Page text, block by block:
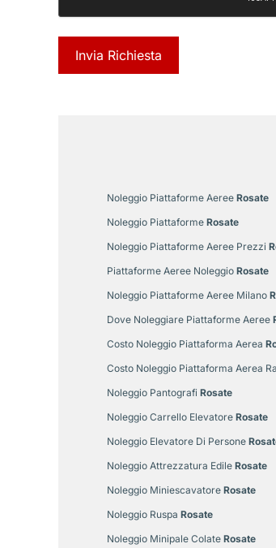
Noleggio Piattaforme Aeree Rosate
Noleggio Piattaforme Rosate
Noleggio Piattaforme Aeree Prezzi
Piattaforme Aeree Noleggio Rosate
Noleggio Piattaforme Aeree Milano
Dove Noleggiare Piattaforme Aeree
Costo Noleggio Piattaforma Aerea
Costo Noleggio Piattaforma Aerea
Noleggio Pantografi Rosate
Noleggio Carrello Elevatore Rosate
Noleggio Elevatore Di Persone
Noleggio Attrezzatura Edile Rosate
Noleggio Miniescavatore Rosate
Noleggio Ruspa Rosate
Noleggio Minipale Colate Rosate